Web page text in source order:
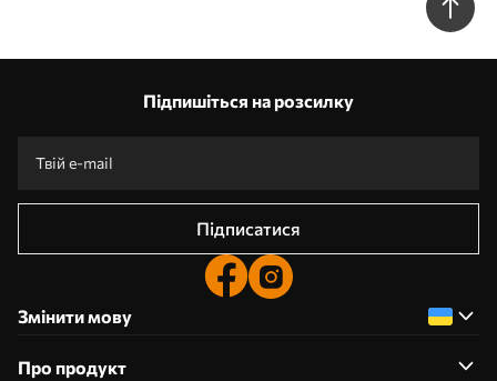
Підпишіться на розсилку
Підписатися
Змінити мову
Про продукт